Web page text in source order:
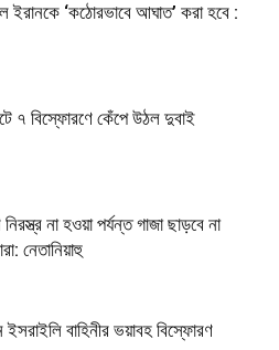
ইরানকে ‘কঠোরভাবে আঘাত’ করা হবে :
৭ বিস্ফোরণে কেঁপে উঠল দুবাই
না হওয়া পর্যন্ত গাজা ছাড়বে না
নেতানিয়াহু
ইসরাইলি বাহিনীর ভয়াবহ বিস্ফোরণ